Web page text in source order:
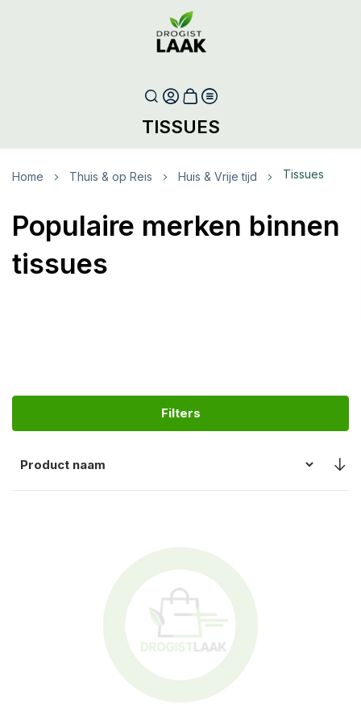
TISSUES
Home Thuis & op Reis Huis & Vrije tijd Tissues
Populaire merken binnen
tissues
Filters